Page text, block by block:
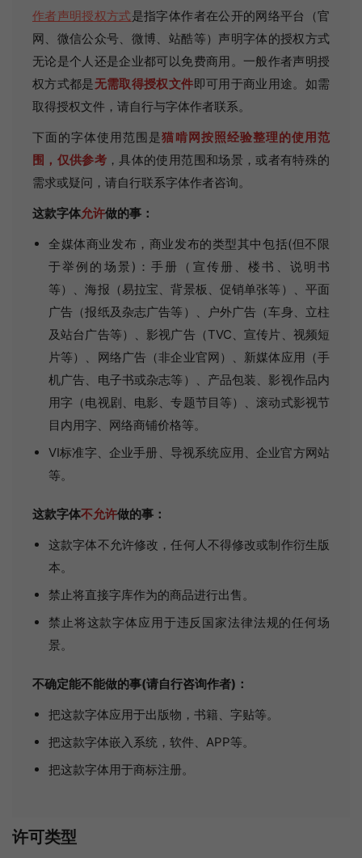
作者声明授权方式是指字体作者在公开的网络平台（官
网、微信公众号、微博、站酷等）声明字体的授权方式
无论是个人还是企业都可以免费商用。一般作者声明授
权方式都是无需取得授权文件即可用于商业用途。如需
取得授权文件，请自行与字体作者联系。
下面的字体使用范围是猫啃网按照经验整理的使用范
围，仅供参考 ，具体的使用范围和场景，或者有特殊的
需求或疑问，请自行联系字体作者咨询。
这款字体允许做的事：
全媒体商业发布，商业发布的类型其中包括(但不限
于举例的场景)：手册（宣传册、楼书、说明书
等）、海报（易拉宝、背景板、促销单张等）、平面
广告（报纸及杂志广告等）、户外广告（车身、立柱
及站台广告等）、影视广告（TVC、宣传片、视频短
片等）、网络广告（非企业官网）、新媒体应用（手
机广告、电子书或杂志等）、产品包装、影视作品内
用字（电视剧、电影、专题节目等）、滚动式影视节
目内用字、网络商铺价格等。
VI标准字、企业手册、导视系统应用、企业官方网站
等。
这款字体不允许做的事：
这款字体不允许修改，任何人不得修改或制作衍生版
本。
禁止将直接字库作为的商品进行出售。
禁止将这款字体应用于违反国家法律法规的任何场
景。
不确定能不能做的事(请自行咨询作者)：
把这款字体应用于出版物，书籍、字贴等。
把这款字体嵌入系统，软件、APP等。
把这款字体用于商标注册。
许可类型